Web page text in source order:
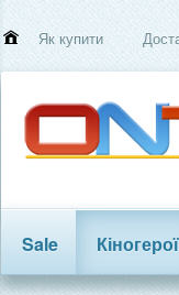
Як купити
Sale Кіногерої